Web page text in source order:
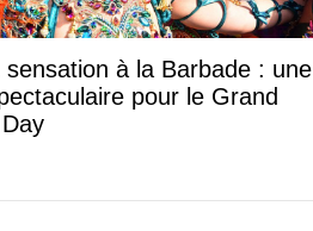
sensation à la Barbade : une
pour le Grand